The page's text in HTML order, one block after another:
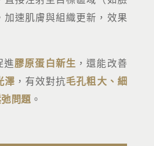
速肌膚與組織更新，效果
進膠原蛋白新生 ，還能改善
澤 ，有效對抗毛孔粗大、細
問題 。